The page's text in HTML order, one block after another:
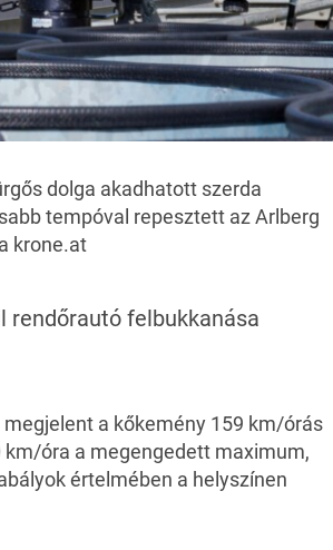
dolga akadhatott szerda
tempóval repesztett az Arlberg
krone.at
rendőrautó felbukkanása
a kőkemény 159 km/órás
óra a megengedett maximum,
értelmében a helyszínen